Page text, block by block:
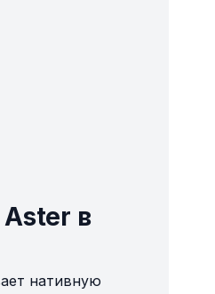
в
нативную